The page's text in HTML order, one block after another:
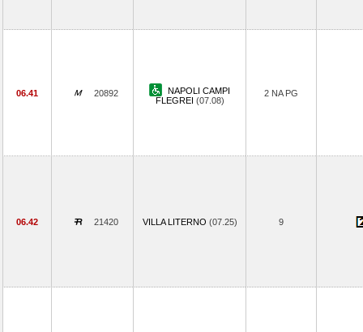
06.41 20892
NAPOLI CAMPI
FLEGREI (07.08)
2 NA PG
06.42 21420 VILLA LITERNO (07.25) 9